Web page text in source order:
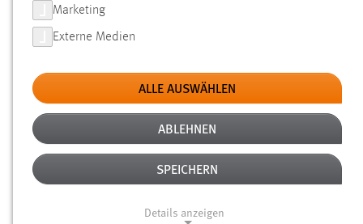
FILTER
Typ
Erstellungsdatum
Alter
Marketing
Externe Medien
ALLE AUSWÄHLEN
ABLEHNEN
SPEICHERN
Details anzeigen